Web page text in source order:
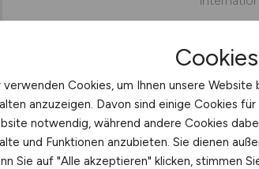
heute
Koch
Cookies
verwenden Cookies, um Ihnen unsere
anzuzeigen. Davon sind einige Cookies
notwendig, während andere Cookies
und Funktionen anzubieten. Sie dienen
Sie auf "Alle akzeptieren" klicken, stimmen